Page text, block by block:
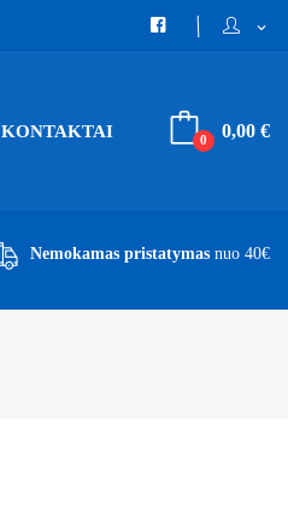
expand_more
KONTAKTAI 0,00 €
0
Nemokamas pristatymas nuo 40€